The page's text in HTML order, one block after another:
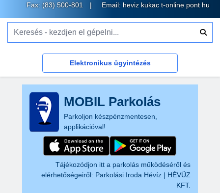
Fax: (83) 500-801
Email: heviz kukac t-online pont hu
Elektronikus ügyintézés
MOBIL Parkolás
Parkoljon készpénzmentesen,
applikációval!
Tájékozódjon itt a parkolás működéséről és
elérhetőségeiről: Parkolási Iroda Hévíz | HÉVÜZ
KFT.